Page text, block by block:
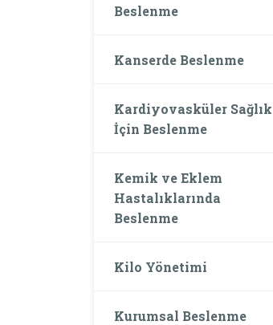
Beslenme
Kanserde Beslenme
Kardiyovasküler Sağlık
İçin Beslenme
Kemik ve Eklem
Hastalıklarında
Beslenme
Kilo Yönetimi
Kurumsal Beslenme